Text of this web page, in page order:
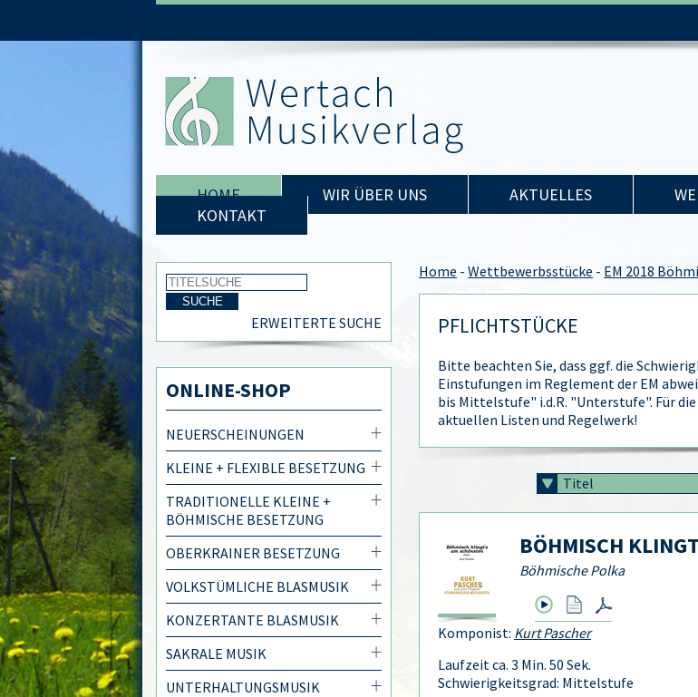
HOME WIR ÜBER UNS AKTUELLES
KONTAKT
ERWEITERTE SUCHE
ONLINE-SHOP
NEUERSCHEINUNGEN
KLEINE + FLEXIBLE BESETZUNG
TRADITIONELLE KLEINE +
BÖHMISCHE BESETZUNG
OBERKRAINER BESETZUNG
VOLKSTÜMLICHE BLASMUSIK
KONZERTANTE BLASMUSIK
SAKRALE MUSIK
UNTERHALTUNGSMUSIK
Home - Wettbewerbsstücke - EM 2018
PFLICHTSTÜCKE
Bitte beachten Sie, dass ggf. die
Einstufungen im Reglement der EM
bis Mittelstufe" i.d.R. "Unterstufe". Für
aktuellen Listen und Regelwerk!
Titel
BÖHMISCH
Böhmische Polka
Komponist: Kurt Pascher
Laufzeit ca. 3 Min. 50 Sek.
Schwierigkeitsgrad: Mittelstufe